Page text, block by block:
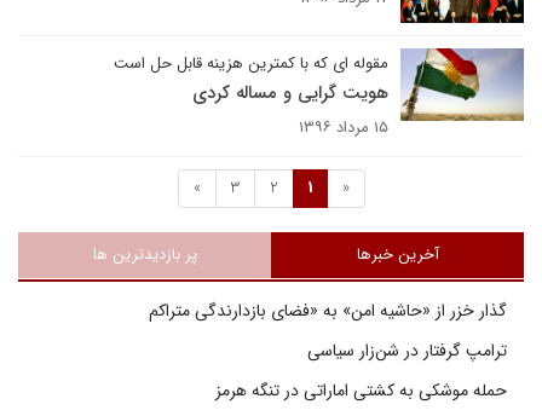
مقوله ای که با کمترین هزینه قابل حل است
هویت گرایی و مساله کردی
۱۵ مرداد ۱۳۹۶
«
1
2
3
»
آخرین خبرها پر بازدیدترین ها
گذار خزر از «حاشیه امن» به «فضای بازدارندگی متراکم
ترامپ گرفتار در شن‌زار سیاسی
حمله موشکی به کشتی اماراتی در تنگه هرمز